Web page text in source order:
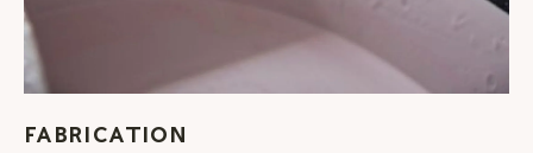
FABRICATION